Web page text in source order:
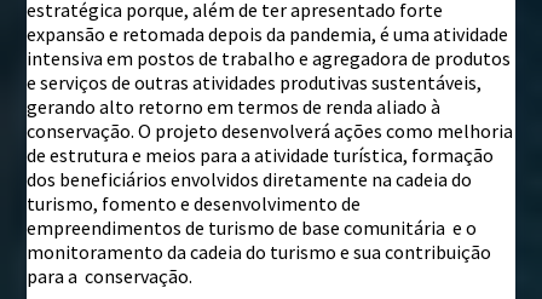
estratégica porque, além de ter apresentado forte
expansão e retomada depois da pandemia, é uma atividade
intensiva em postos de trabalho e agregadora de produtos
e serviços de outras atividades produtivas sustentáveis,
gerando alto retorno em termos de renda aliado à
conservação. O projeto desenvolverá ações como melhoria
de estrutura e meios para a atividade turística, formação
dos beneficiários envolvidos diretamente na cadeia do
turismo, fomento e desenvolvimento de
empreendimentos de turismo de base comunitária e o
monitoramento da cadeia do turismo e sua contribuição
para a conservação.